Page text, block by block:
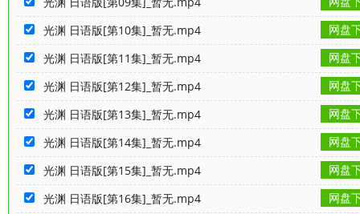
光渊 日语版[第10集]_暂无.mp4
网盘
光渊 日语版[第11集]_暂无.mp4
网盘
光渊 日语版[第12集]_暂无.mp4
网盘
光渊 日语版[第13集]_暂无.mp4
网盘
光渊 日语版[第14集]_暂无.mp4
网盘
光渊 日语版[第15集]_暂无.mp4
网盘
光渊 日语版[第16集]_暂无.mp4
网盘